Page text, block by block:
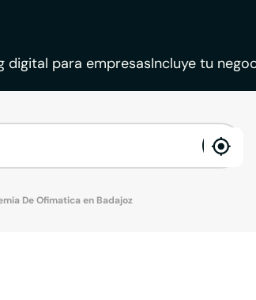
digital para empresasIncluye tu
De Ofimatica en Badajoz